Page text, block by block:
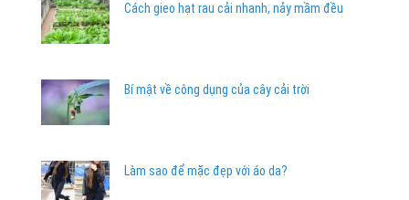
Cách gieo hạt rau cải nhanh, nảy mầm đều
Bí mật về công dụng của cây cải trời
Làm sao để mặc đẹp với áo da?